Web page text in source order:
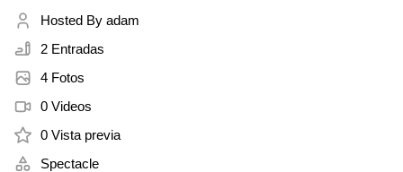
Hosted By adam
2 Entradas
4 Fotos
0 Videos
0 Vista previa
Spectacle